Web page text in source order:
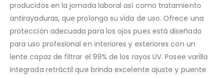
producidos en la jornada laboral así como tratamiento
antirayaduras, que prolonga su vida de uso. Ofrece una
protección adecuada para los ojos pues está diseñado
para uso profesional en interiores y exteriores con un
lente capaz de filtrar el 99% de los rayos UV. Posee varilla
integrada retráctil que brinda excelente ajuste y puente